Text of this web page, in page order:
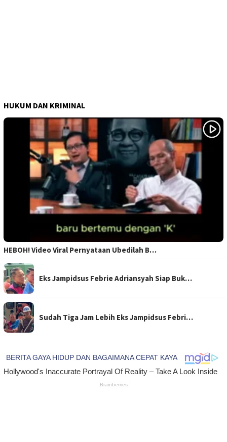
HUKUM DAN KRIMINAL
HEBOH! Video Viral Pernyataan Ubedilah B…
Eks Jampidsus Febrie Adriansyah Siap Buk…
Sudah Tiga Jam Lebih Eks Jampidsus Febri…